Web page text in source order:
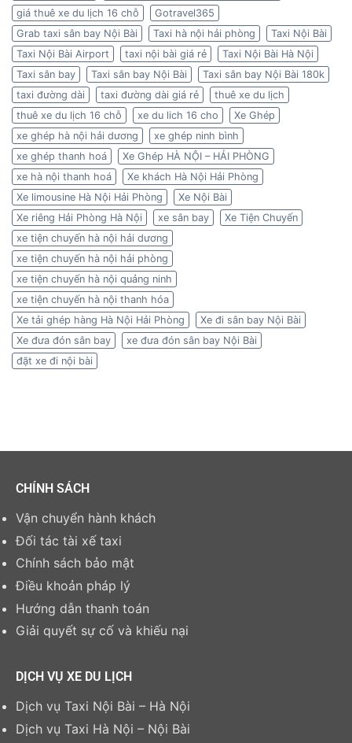
giá thuê xe du lịch 16 chỗ
Gotravel365
Grab taxi sân bay Nội Bài
Taxi hà nội hải phòng
Taxi Nội Bài
Taxi Nội Bài Airport
taxi nội bài giá rẻ
Taxi Nội Bài Hà Nội
Taxi sân bay
Taxi sân bay Nội Bài
Taxi sân bay Nội Bài 180k
taxi đường dài
taxi đường dài giá rẻ
thuê xe du lịch
thuê xe du lịch 16 chỗ
xe du lich 16 cho
Xe Ghép
xe ghép hà nội hải dương
xe ghép ninh bình
xe ghép thanh hoá
Xe Ghép HÀ NỘI – HẢI PHÒNG
xe hà nội thanh hoá
Xe khách Hà Nội Hải Phòng
Xe limousine Hà Nội Hải Phòng
Xe Nội Bài
Xe riêng Hải Phòng Hà Nội
xe sân bay
Xe Tiện Chuyến
xe tiện chuyến hà nội hải dương
xe tiện chuyến hà nội hải phòng
xe tiện chuyến hà nội quảng ninh
xe tiện chuyến hà nội thanh hóa
Xe tải ghép hàng Hà Nội Hải Phòng
Xe đi sân bay Nội Bài
Xe đưa đón sân bay
xe đưa đón sân bay Nội Bài
đặt xe đi nội bài
CHÍNH SÁCH
Vận chuyển hành khách
Đối tác tài xế taxi
Chính sách bảo mật
Điều khoản pháp lý
Hướng dẫn thanh toán
Giải quyết sự cố và khiếu nại
DỊCH VỤ XE DU LỊCH
Dịch vụ Taxi Nội Bài – Hà Nội
Dịch vụ Taxi Hà Nội – Nội Bài